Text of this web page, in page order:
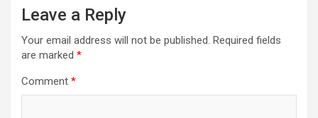
Leave a Reply
Your email address will not be published. Required fields
are marked *
Comment *